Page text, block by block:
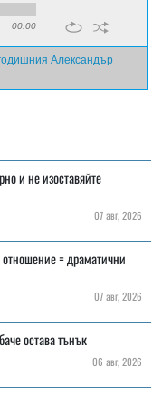
00:00
Александър
и не изоставяйте
07 авг, 2026
= драматични
07 авг, 2026
остава тънък
06 авг, 2026